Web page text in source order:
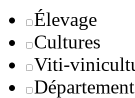
Élevage
Cultures
Viti-